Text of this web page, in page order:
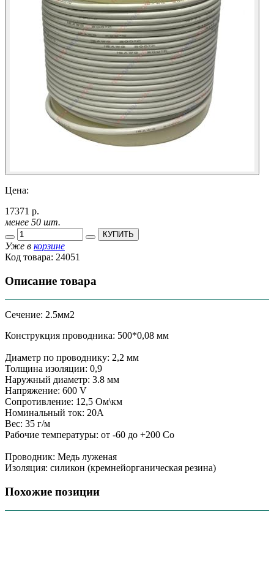
Цена:
17371 р.
менее 50 шт.
КУПИТЬ
Уже в корзине
Код товара: 24051
Описание товара
Сечение: 2.5мм2
Конструкция проводника: 500*0,08 мм
Диаметр по проводнику: 2,2 мм
Толщина изоляции: 0,9
Наружный диаметр: 3.8 мм
Напряжение: 600 V
Сопротивление: 12,5 Ом\км
Номинальный ток: 20А
Вес: 35 г/м
Рабочие температуры: от -60 до +200 Сo
Проводник: Медь луженая
Изоляция: силикон (кремнейорганическая резина)
Похожие позиции